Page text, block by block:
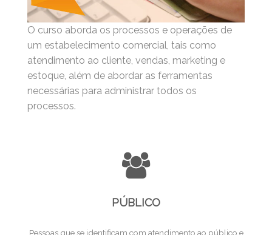
O curso aborda os processos e operações de
um estabelecimento comercial, tais como
atendimento ao cliente, vendas, marketing e
estoque, além de abordar as ferramentas
necessárias para administrar todos os
processos.
PÚBLICO
Pessoas que se identificam com atendimento ao público e